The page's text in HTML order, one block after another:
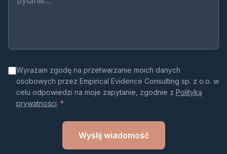
Wyrażam zgodę na przetwarzanie moich danych
osobowych przez Empirical Evidence Consulting sp. z o.o. w
celu odpowiedzi na moje zapytanie, zgodnie z Polityką
prywatności. *
Wyślij wiadomość